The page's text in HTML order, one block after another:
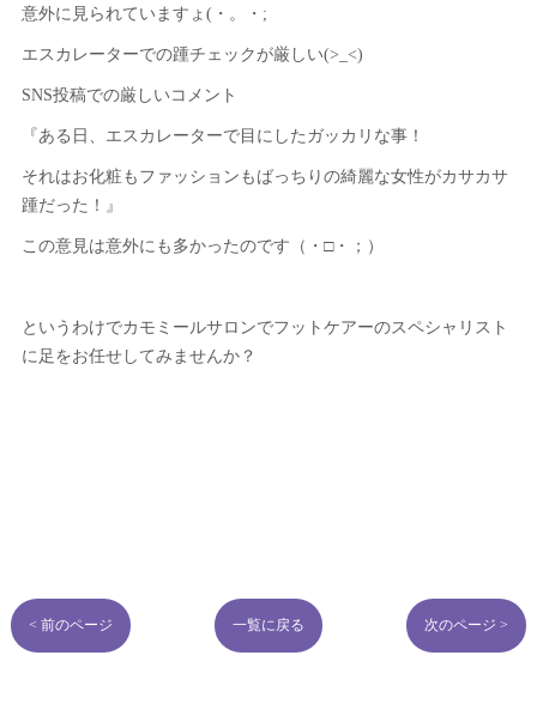
意外に見られていますょ(・。・;
エスカレーターでの踵チェックが厳しい(>_<)
SNS投稿での厳しいコメント
『ある日、エスカレーターで目にしたガッカリな事！
それはお化粧もファッションもばっちりの綺麗な女性がカサカサ
踵だった！』
この意見は意外にも多かったのです（・□・；）
というわけでカモミールサロンでフットケアーのスペシャリスト
に足をお任せしてみませんか？
< 前のページ 一覧に戻る 次のページ >